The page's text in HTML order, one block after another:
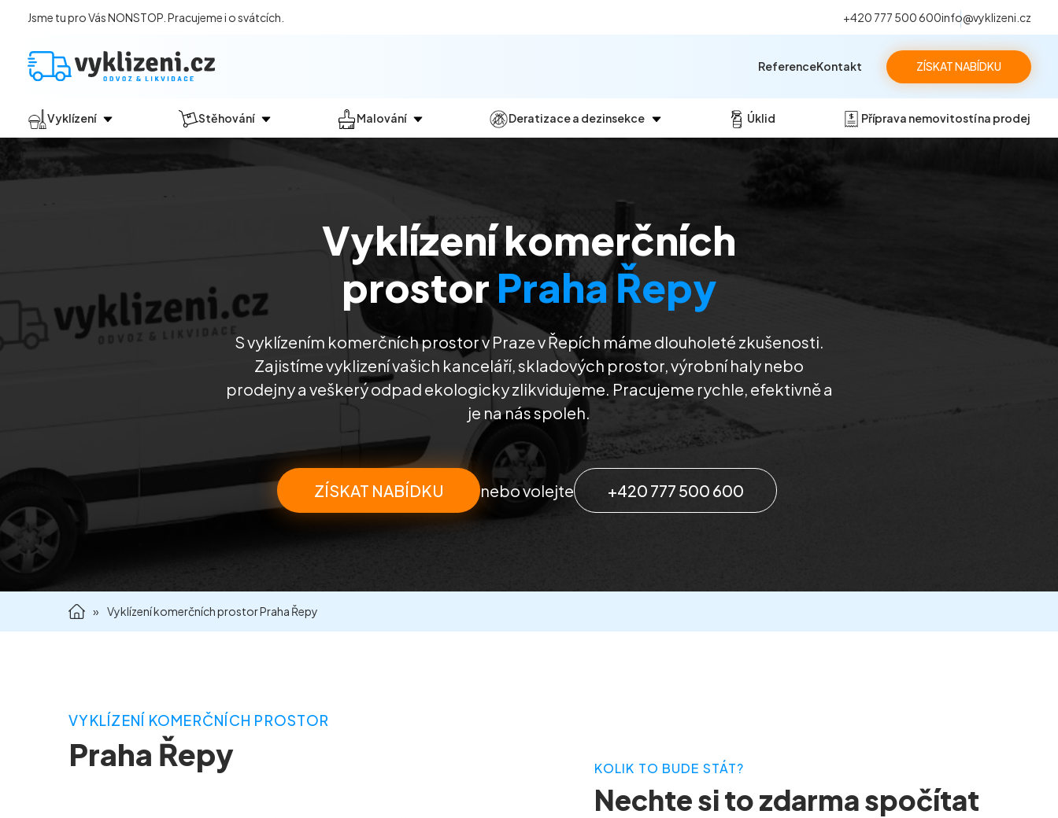
Jsme tu pro Vás NONSTOP. Pracujeme i o svátcích. +420 777 500 600info@vyklizeni.cz
ZÍSKAT NABÍDKU
Vyklízení
Jak vyklízení probíhá?
Vyklízení sklepů a garáží
Vyklízení zahrad
Stěhování Malování
Malování kanceláří
Malování komerčních prostor
Deratizace a dezinsekce
Dezinsekce
Úklid Příprava nemovitostí na prodej
ReferenceKontakt
Vyklízení komerčních
prostorPraha Řepy
S vyklízením komerčních prostor v Praze v Řepích máme dlouholeté zkušenosti.
Zajistíme vyklizení vašich kanceláří, skladových prostor, výrobní haly nebo
prodejny a veškerý odpad ekologicky zlikvidujeme. Pracujeme rychle, efektivně a
je na nás spoleh.
ZÍSKAT NABÍDKU nebo volejte +420 777 500 600
» Vyklízení komerčních prostor Praha Řepy
VYKLÍZENÍ KOMERČNÍCH PROSTOR
Praha Řepy KOLIK TO BUDE STÁT?
Nechte si to zdarma spočítat